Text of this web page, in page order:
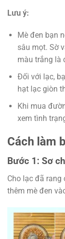
Lưu ý:
Mè đen bạn
sâu mọt. Sờ
màu trắng là
Đối với lạc,
hạt lạc giòn
Khi mua
xem tình
Cách làm
Bước 1: Sơ
Cho lạc đã rang
thêm mè đen